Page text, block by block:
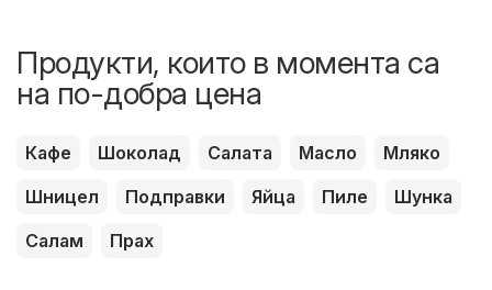
Продукти, които в момента са
на по-добра цена
Кафе Шоколад Салата Масло
Мляко
Шницел
Подправки Яйца Пиле
Шунка
Салам
Прах